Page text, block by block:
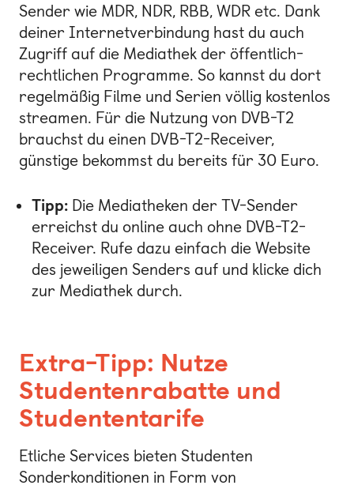
Sender wie MDR, NDR, RBB, WDR etc. Dank
deiner Internetverbindung hast du auch
Zugriff auf die Mediathek der öffentlich-
rechtlichen Programme. So kannst du dort
regelmäßig Filme und Serien völlig kostenlos
streamen. Für die Nutzung von DVB-T2
brauchst du einen DVB-T2-Receiver,
günstige bekommst du bereits für 30 Euro.
Tipp: Die Mediatheken der TV-Sender
erreichst du online auch ohne DVB-T2-
Receiver. Rufe dazu einfach die Website
des jeweiligen Senders auf und klicke dich
zur Mediathek durch.
Extra-Tipp: Nutze
Studentenrabatte und
Studententarife
Etliche Services bieten Studenten
Sonderkonditionen in Form von